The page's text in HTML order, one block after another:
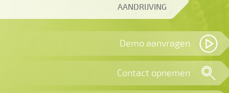
AANDRIJVING
Demo aanvragen
Contact opnemen